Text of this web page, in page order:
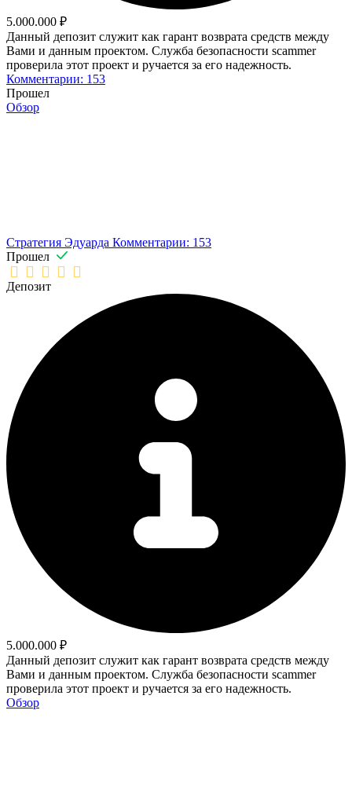
5.000.000 ₽
Данный депозит служит как гарант возврата средств между
Вами и данным проектом. Служба безопасности scammer
проверила этот проект и ручается за его надежность.
Комментарии: 153
Прошел
Обзор
Стратегия Эдуарда Комментарии: 153
Прошел
Депозит
5.000.000 ₽
Данный депозит служит как гарант возврата средств между
Вами и данным проектом. Служба безопасности scammer
проверила этот проект и ручается за его надежность.
Обзор